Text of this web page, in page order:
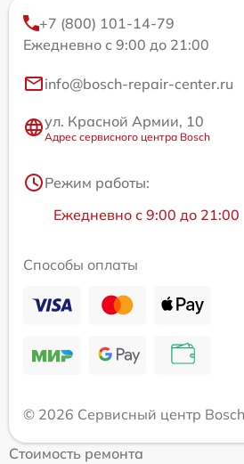
+7 (800) 101-14-79
Ежедневно с 9:00 до 21:00
info@bosch-repair-center.ru
ул. Красной Армии, 10
Адрес сервисного центра Bosch
Режим работы:
Ежедневно с 9:00 до 21:00
Способы оплаты
© 2026 Сервисный центр Bosch
Стоимость ремонта